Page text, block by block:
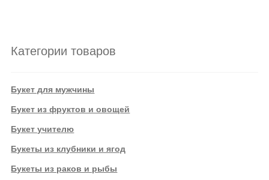
Категории товаров
Букет для мужчины
Букет из фруктов и овощей
Букет учителю
Букеты из клубники и ягод
Букеты из раков и рыбы